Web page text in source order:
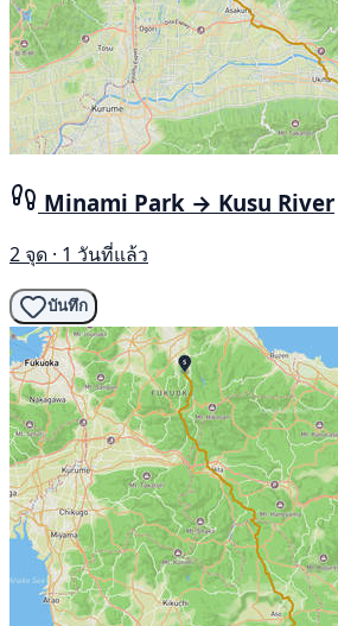
Minami Park → Kusu River
2 จุด · 1 วันที่แล้ว
บันทึก